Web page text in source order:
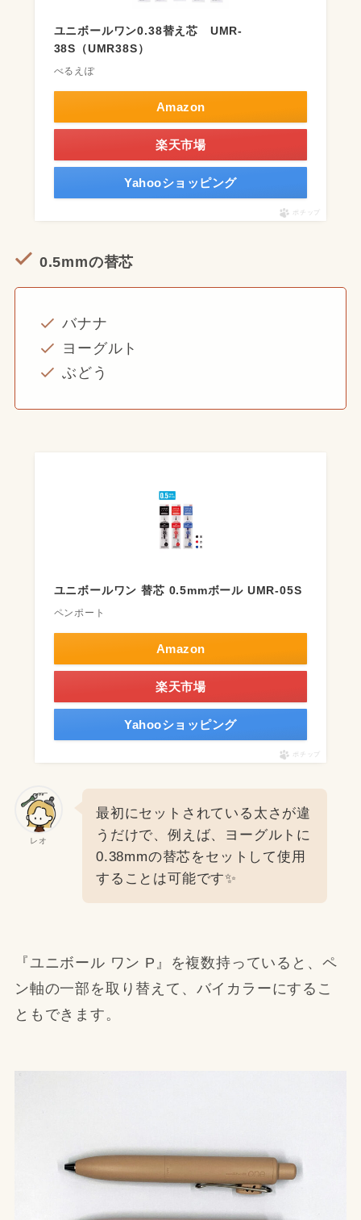
ユニボールワン0.38替え芯 UMR-
38S（UMR38S）
べるえぽ
Amazon
楽天市場
Yahooショッピング
ポチップ
0.5mmの替芯
バナナ
ヨーグルト
ぶどう
ユニボールワン 替芯 0.5mmボール UMR-05S
ペンポート
Amazon
楽天市場
Yahooショッピング
ポチップ
レオ
最初にセットされている太さが違
うだけで、例えば、ヨーグルトに
0.38mmの替芯をセットして使用
することは可能です✨
『ユニボール ワン P』を複数持っていると、ペ
ン軸の一部を取り替えて、バイカラーにするこ
ともできます。